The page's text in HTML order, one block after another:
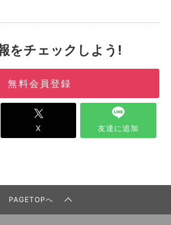
をチェックしよう!
無料会員登録
X 友達に追加
PAGETOPへ